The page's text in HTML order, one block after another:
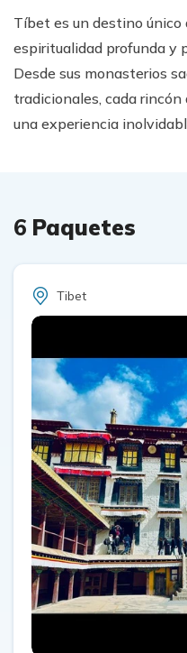
Tíbet es un destino
espiritualidad profunda y
Desde sus monasterios
tradicionales, cada rincón
una experiencia
6 Paquetes
Tibet